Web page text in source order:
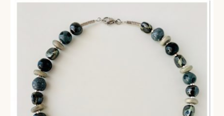
MIJN ACCOUNT
RETOURNEREN
TRANSLATE
VERLANGLIJST
VERZENDKOSTEN